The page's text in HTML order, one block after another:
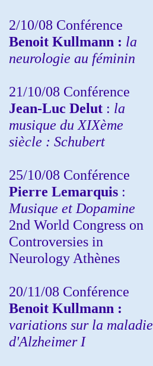
2/10/08 Conférence
Benoit Kullmann : la
neurologie au féminin
21/10/08 Conférence
Jean-Luc Delut : la
musique du XIXème
siècle : Schubert
25/10/08 Conférence
Pierre Lemarquis :
Musique et Dopamine
2nd World Congress on
Controversies in
Neurology Athènes
20/11/08 Conférence
Benoit Kullmann :
variations sur la maladie
d'Alzheimer I